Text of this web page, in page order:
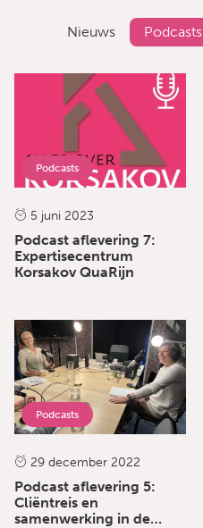
Nieuws Podcasts
Podcasts
5 juni 2023
Podcast aflevering 7:
Expertisecentrum
Korsakov QuaRijn
Podcasts
29 december 2022
Podcast aflevering 5:
Cliëntreis en
samenwerking in de